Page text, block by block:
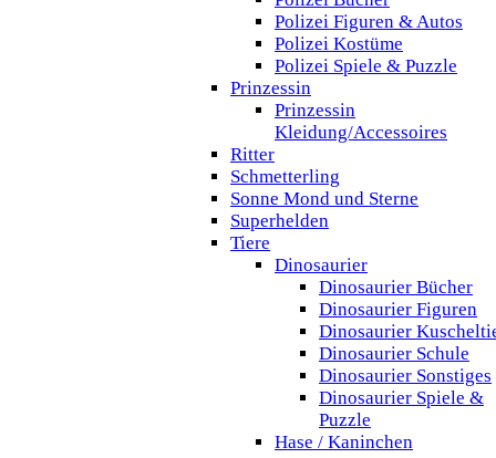
Polizei Figuren & Autos
Polizei Kostüme
Polizei Spiele & Puzzle
Prinzessin
Prinzessin
Kleidung/Accessoires
Ritter
Schmetterling
Sonne Mond und Sterne
Superhelden
Tiere
Dinosaurier
Dinosaurier Bücher
Dinosaurier Figuren
Dinosaurier
Dinosaurier Schule
Dinosaurier Sonstiges
Dinosaurier Spiele &
Puzzle
Hase / Kaninchen